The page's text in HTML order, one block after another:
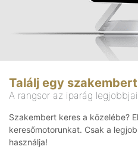
Találj egy szakembert
A rangsor az iparág
Szakembert keres a közelébe?
keresőmotorunkat. Csak a
használja!